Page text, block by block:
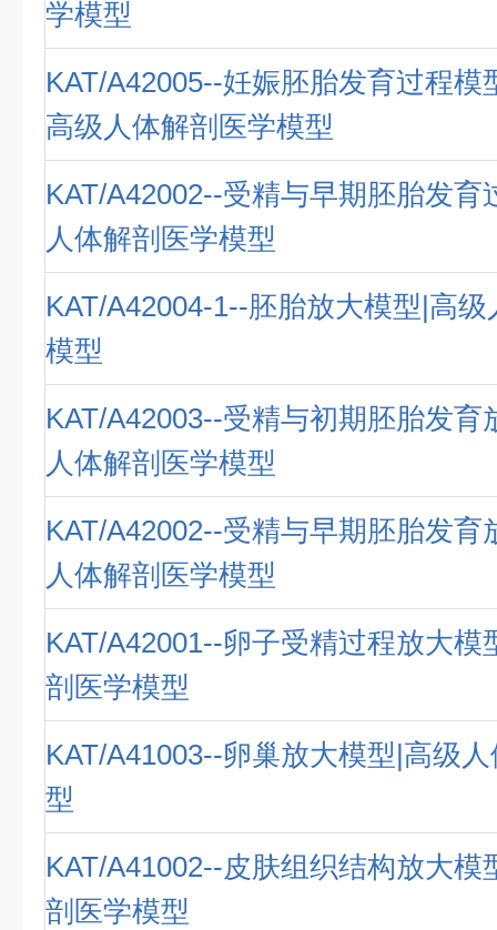
学模型
KAT/A42005--妊娠胚胎发育过程模
高级人体解剖医学模型
KAT/A42002--受精与早期胚胎发育
人体解剖医学模型
KAT/A42004-1--胚胎放大模型|高
模型
KAT/A42003--受精与初期胚胎发育
人体解剖医学模型
KAT/A42002--受精与早期胚胎发育
人体解剖医学模型
KAT/A42001--卵子受精过程放大模
剖医学模型
KAT/A41003--卵巢放大模型|高级
型
KAT/A41002--皮肤组织结构放大模
剖医学模型